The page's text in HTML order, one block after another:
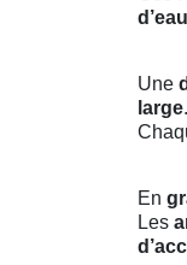
d’eau
Une
large.
En
Les